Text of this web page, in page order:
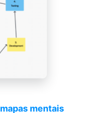
mapas mentais